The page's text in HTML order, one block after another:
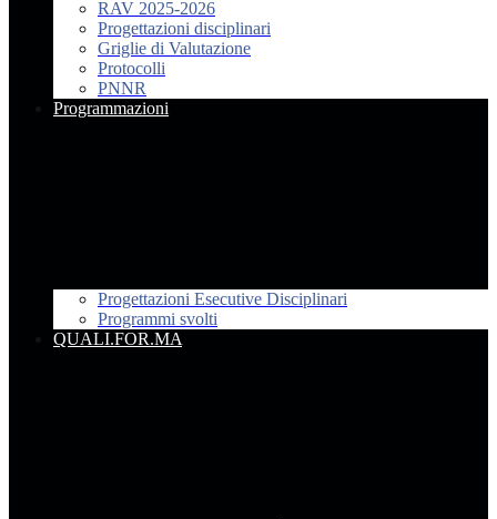
RAV 2025-2026
Progettazioni disciplinari
Griglie di Valutazione
Protocolli
PNNR
Programmazioni
Progettazioni Esecutive Disciplinari
Programmi svolti
QUALI.FOR.MA